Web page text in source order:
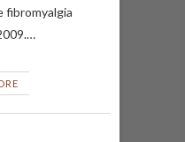
fibromyalgia